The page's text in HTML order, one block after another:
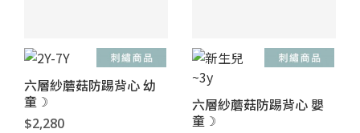
六層紗蘑菇防踢背心 幼
童☽
$2,280
六層紗蘑菇防踢背心 嬰
童☽